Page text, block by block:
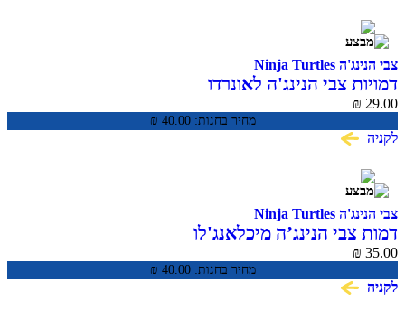
צבי הנינג'ה Ninja Turtles
דמויות צבי הנינג'ה לאונרדו
מחיר בחנות: ₪ 40.00
₪ 29.00
לקניה
צבי הנינג'ה Ninja Turtles
דמות צבי הנינג’ה מיכלאנג'לו
מחיר בחנות: ₪ 40.00
₪ 35.00
לקניה